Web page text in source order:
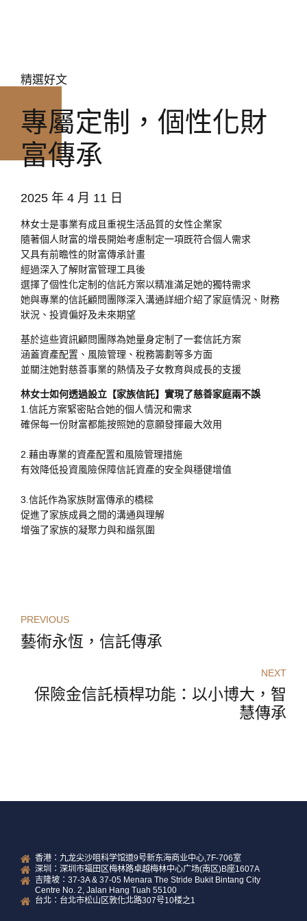
精選好文
專屬定制，個性化財
富傳承
2025 年 4 月 11 日
林女士是事業有成且重視生活品質的女性企業家
隨著個人財富的增長開始考慮制定一項既符合個人需求
又具有前瞻性的財富傳承計畫
經過深入了解財富管理工具後
選擇了個性化定制的信託方案以精准滿足她的獨特需求
她與專業的信託顧問團隊深入溝通詳細介紹了家庭情況、財務
狀況、投資偏好及未來期望
基於這些資訊顧問團隊為她量身定制了一套信託方案
涵蓋資產配置、風險管理、稅務籌劃等多方面
並關注她對慈善事業的熱情及子女教育與成長的支援
林女士如何透過設立【家族信託】實現了慈善家庭兩不誤
1.信託方案緊密貼合她的個人情況和需求
確保每一份財富都能按照她的意願發揮最大效用
2.藉由專業的資產配置和風險管理措施
有效降低投資風險保障信託資產的安全與穩健增值
3.信託作為家族財富傳承的橋樑
促進了家族成員之間的溝通與理解
增強了家族的凝聚力與和諧氛圍
PREVIOUS
藝術永恆，信託傳承
NEXT
保險金信託槓桿功能：以小博大，智
慧傳承
香港：九龙尖沙咀科学馆道9号新东海商业中心,7F-706室
深圳：深圳市福田区梅林路卓越梅林中心广场(南区)B座1607A
吉隆坡：37-3A & 37-05 Menara The Stride Bukit Bintang City
Centre No. 2, Jalan Hang Tuah 55100
台北：台北市松山区敦化北路307号10楼之1